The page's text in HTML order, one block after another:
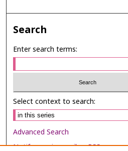
Search
Enter search terms:
Select context to search:
Advanced Search
Notify me via email orRSS